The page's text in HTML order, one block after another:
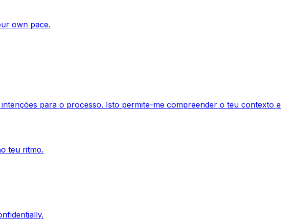
own pace.
para o processo. Isto permite-me compreender o teu contexto e
teu ritmo.